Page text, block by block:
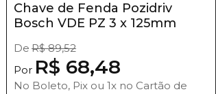
Chave de Fenda Pozidriv
Bosch VDE PZ 3 x 125mm
De R$ 89,52
Por R$ 68,48
No Boleto, Pix ou 1x no Cartão de